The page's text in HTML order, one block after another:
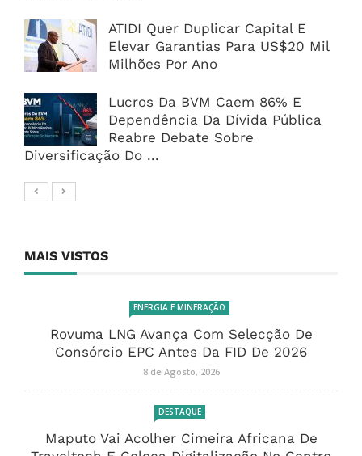
ATIDI Quer Duplicar Capital E
Elevar Garantias Para US$20 Mil
Milhões Por Ano
Lucros Da BVM Caem 86% E
Dependência Da Dívida Pública
Reabre Debate Sobre
Diversificação Do ...
MAIS VISTOS
ENERGIA E MINERAÇÃO
Rovuma LNG Avança Com Selecção De
Consórcio EPC Antes Da FID De 2026
8 de Agosto, 2026
DESTAQUE
Maputo Vai Acolher Cimeira Africana De